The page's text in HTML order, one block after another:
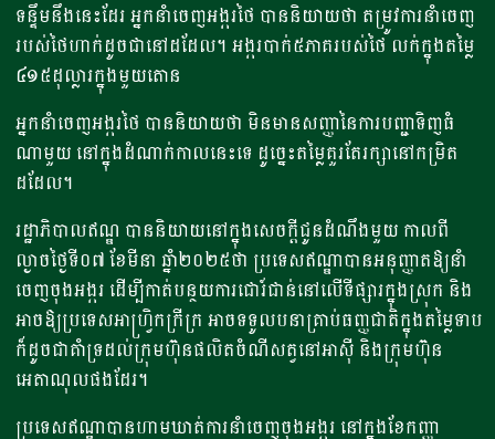
ទន្ទឹមនឹងនេះដែរ អ្នកនាំចេញអង្ករថៃ បាននិយាយថា តម្រូវការនាំចេញ
របស់ថៃហាក់ដូចជានៅដដែល។ អង្ករ​បាក់​៥ភាគរបស់​ថៃ​ លក់ក្នុង​តម្លៃ​
៤១៥​ដុល្លារ​ក្នុង​មួយ​តោន ​
អ្នកនាំចេញអង្ករថៃ បាននិយាយថា មិនមានសញ្ញានៃការបញ្ជាទិញធំ
ណាមួយ នៅក្នុងដំណាក់កាលនេះទេ ដូច្នេះតម្លៃគួរតែរក្សានៅកម្រិត
ដដែល។
រដ្ឋាភិបាលឥណ្ឌ បាននិយាយនៅក្នុងសេចក្តីជូនដំណឹងមួយ កាលពី
ល្ងាចថ្ងៃទី០៧ ខែមីនា ឆ្នាំ២០២៥ថា ប្រទេសឥណ្ឌាបានអនុញ្ញាតឱ្យនាំ
ចេញចុងអង្ករ ដើម្បីកាត់បន្ថយការជោរ៍ជាន់នៅលើទីផ្សារក្នុងស្រុក និង
អាចឱ្យប្រទេសអាហ្វ្រិកក្រីក្រ អាចទទូលបនាគ្រាប់ធញ្ញជាតិក្នុងតម្លៃទាប
ក៏ដូចជាគាំទ្រដល់ក្រុមហ៊ុនផលិតចំណីសត្វនៅអាស៊ី និងក្រុមហ៊ុន
អេតាណុលផងដែរ។
ប្រទេសឥណ្ឌាបានហាមឃាត់ការនាំចេញចុងអង្ករ នៅក្នុងខែកញ្ញា